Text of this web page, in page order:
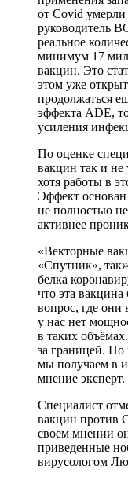
от Covid умерли
руководитель
реальное
минимум 17
вакцин. Это
этом уже
продолжаться
эффекта ADE,
усиления
По оценке
вакцин так и не
хотя работы в
Эффект основан
не полностью
активнее
«Векторные
«Спутник»,
белка
что эта вакцина
вопрос, где они
у нас нет
в таких
за границей.
мы получаем в
мнение эксперт.
Специалист
вакцин против
своем мнении
приведенные
вирусологом